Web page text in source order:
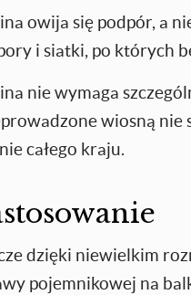
owija się podpór, a
i siatki, po których
nie wymaga
wiosną nie
całego kraju.
dzięki niewielkim
pojemnikowej na